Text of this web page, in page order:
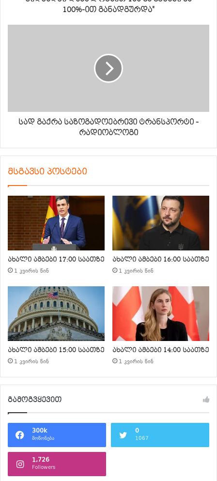
100%-ით განადგურდა"
სად გაქრა საზოგადოებრივი ტრანსპორტი -
რადიობლოგი
მსგავსი პოსტები
ახალი ამბები 17:00 საათზე
1 კვირის წინ
ახალი ამბები 16:00 საათზე
1 კვირის წინ
ახალი ამბები 15:00 საათზე
1 კვირის წინ
ახალი ამბები 14:00 საათზე
1 კვირის წინ
გამოგვყევით
300k
მოწონება
0
1067
1,726
Followers